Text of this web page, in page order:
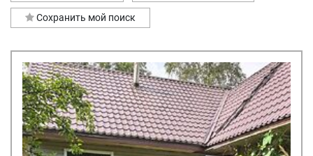
Сохранить мой поиск